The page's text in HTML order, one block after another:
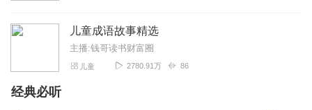
儿童成语故事精选
主播:钱哥读书财富圈
儿童 2780.91万 86
经典必听